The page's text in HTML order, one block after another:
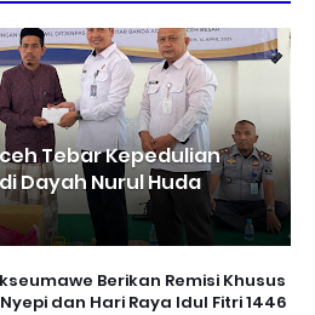
Tebar Kepedulian
Dayah Nurul Huda
Berikan Remisi Khusus
dan Hari Raya Idul Fitri 1446